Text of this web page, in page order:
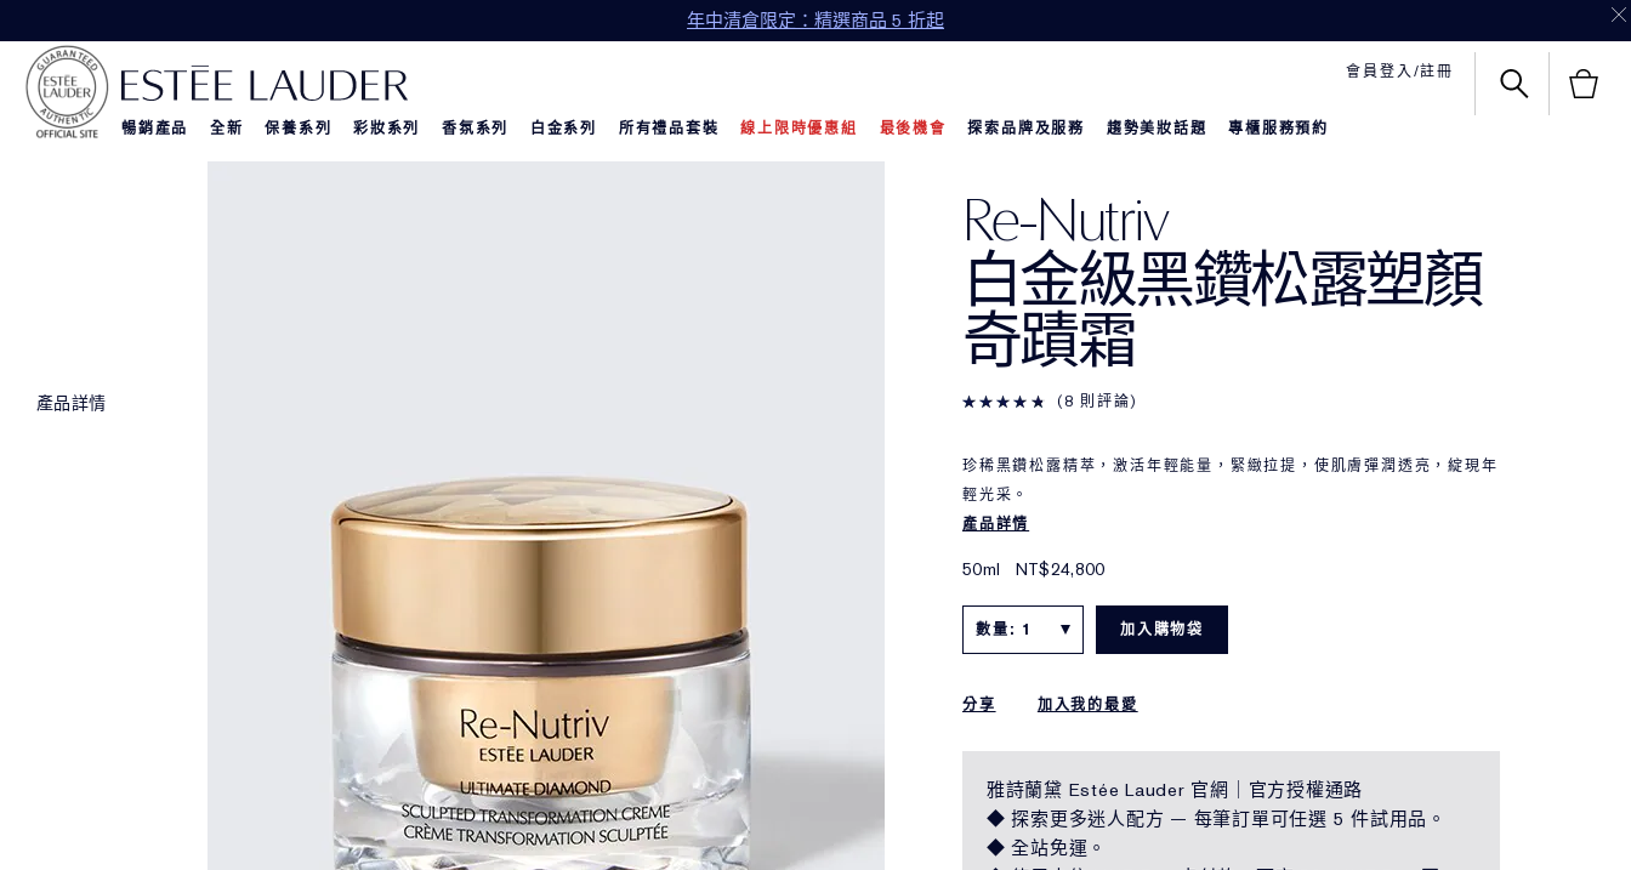
年中清倉限定：精選商品 5 折起
會員登入/註冊
暢銷產品 全新 保養系列 彩妝系列 香氛系列 白金系列 所有禮品套裝 線上限時優惠組 最後機會 探索品牌及服務 趨勢美妝話題 專櫃服務預約
產品詳情
Re-Nutriv
白金級黑鑽松露塑顏
奇蹟霜
8 則評論
珍稀黑鑽松露精萃，激活年輕能量，緊緻拉提，使肌膚彈潤透亮，綻現年
輕光采。
產品詳情
50ml NT$24,800
數量: 1 加入購物袋
分享 加入我的最愛
雅詩蘭黛 Estée Lauder 官網｜官方授權通路
◆ 探索更多迷人配方 — 每筆訂單可任選 5 件試用品。
◆ 全站免運。